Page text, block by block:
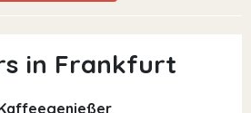
in Frankfurt
,